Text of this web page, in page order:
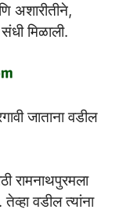
अशारीतीने,
मिळाली.
जाताना वडील
रामनाथपुरमला
तेव्हा वडील त्यांना